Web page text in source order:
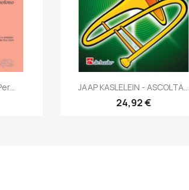
 Anteprima
JAAP KASLELEIN - ASCOLTA...
24,92 €